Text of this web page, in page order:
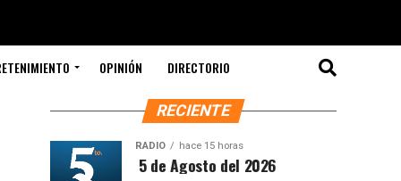
OPINIÓN DIRECTORIO
RECIENTE
RADIO hace 15 horas
Miércoles 5 de Agosto del 2026